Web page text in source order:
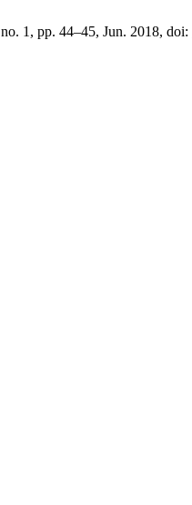
1, pp. 44–45, Jun. 2018, doi: